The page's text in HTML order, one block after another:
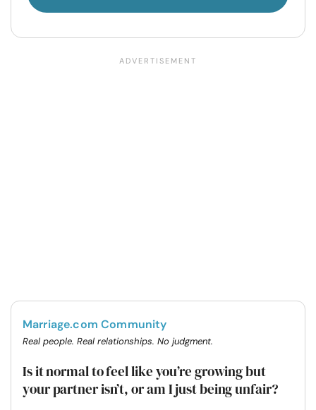
Marriage.com Community
Real people. Real relationships. No judgment.
Is it normal to feel like you’re growing but
your partner isn’t, or am I just being unfair?